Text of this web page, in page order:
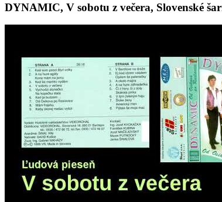
DYNAMIC, V sobotu z večera, Slovenské